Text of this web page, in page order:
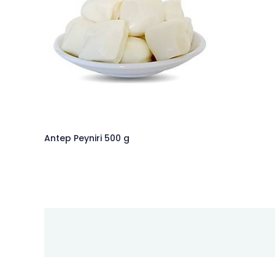
Antep Peyniri 500 g